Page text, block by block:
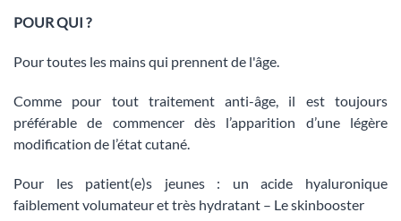
POUR QUI ?
Pour toutes les mains qui prennent de l'âge.
Comme pour tout traitement anti-âge, il est toujours
préférable de commencer dès l’apparition d’une légère
modification de l’état cutané.
Pour les patient(e)s jeunes : un acide hyaluronique
faiblement volumateur et très hydratant – Le skinbooster